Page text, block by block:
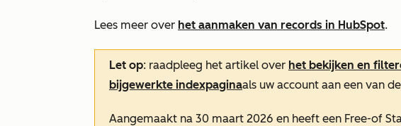
Lees meer over het aanmaken van records in HubSpot.
Let op: raadpleeg het artikel over het bekijken en
bijgewerkte indexpaginaals uw account aan een van
Aangemaakt na 30 maart 2026 en heeft een Free-of